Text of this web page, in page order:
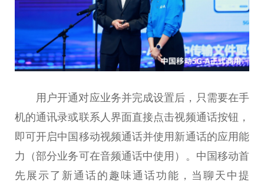
用户开通对应业务并完成设置后，只需要在手
机的通讯录或联系人界面直接点击视频通话按钮，
即可开启中国移动视频通话并使用新通话的应用能
力（部分业务可在音频通话中使用）。中国移动首
先展示了新通话的趣味通话功能，当聊天中提